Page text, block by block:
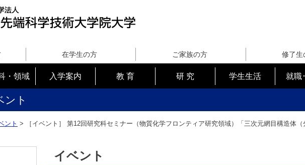
在学生の方 ご家族の方 修了生
・領域 入学案内 教 育 研 究 学生生活 就職
ント
ント > ［イベント］ 第12回研究科セミナー（物質化学フロンティア研究領域）「三次元網目構造体
イベント